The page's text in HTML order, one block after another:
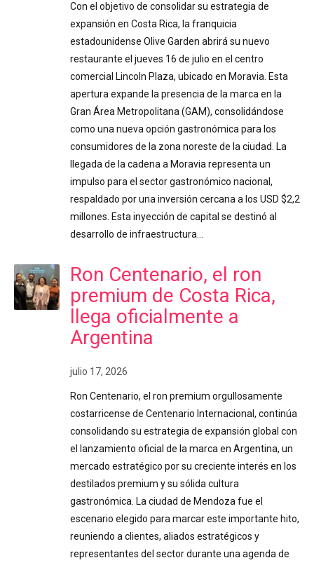
Con el objetivo de consolidar su estrategia de
expansión en Costa Rica, la franquicia
estadounidense Olive Garden abrirá su nuevo
restaurante el jueves 16 de julio en el centro
comercial Lincoln Plaza, ubicado en Moravia. Esta
apertura expande la presencia de la marca en la
Gran Área Metropolitana (GAM), consolidándose
como una nueva opción gastronómica para los
consumidores de la zona noreste de la ciudad. La
llegada de la cadena a Moravia representa un
impulso para el sector gastronómico nacional,
respaldado por una inversión cercana a los USD $2,2
millones. Esta inyección de capital se destinó al
desarrollo de infraestructura…
Ron Centenario, el ron
premium de Costa Rica,
llega oficialmente a
Argentina
julio 17, 2026
Ron Centenario, el ron premium orgullosamente
costarricense de Centenario Internacional, continúa
consolidando su estrategia de expansión global con
el lanzamiento oficial de la marca en Argentina, un
mercado estratégico por su creciente interés en los
destilados premium y su sólida cultura
gastronómica. La ciudad de Mendoza fue el
escenario elegido para marcar este importante hito,
reuniendo a clientes, aliados estratégicos y
representantes del sector durante una agenda de